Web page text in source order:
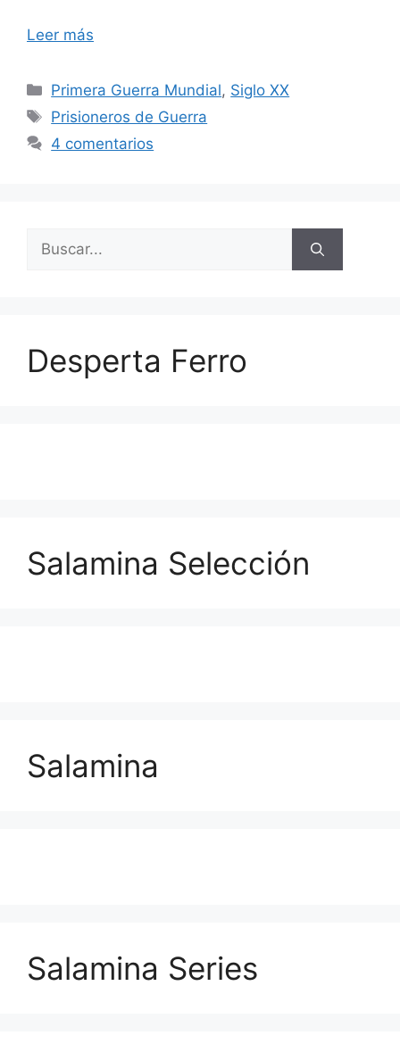
Leer más
Categorías
Primera Guerra Mundial, Siglo XX
Etiquetas
Prisioneros de Guerra
4 comentarios
Buscar:
Desperta Ferro
Salamina Selección
Salamina
Salamina Series